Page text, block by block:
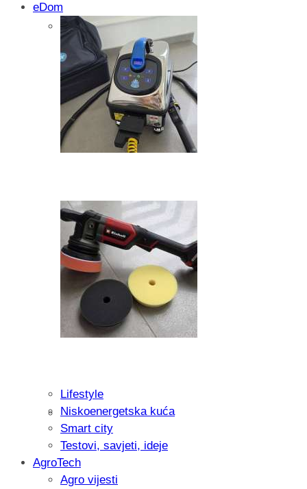
Isprobali smo: SparkShare BoxEV –
funkcionalnost i jednostavnost
Zašto dolazi do kristalizacije AdBlue
eDom
Isprobali smo: Thermostar
Lifestyle
Niskoenergetska kuća
Smart city
Testovi, savjeti, ideje
AgroTech
Agro vijesti